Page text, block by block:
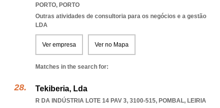
PORTO, PORTO
Outras atividades de consultoria para os negócios e a gestão
LDA
Ver empresa Ver no Mapa
Matches in the search for:
Tekiberia, Lda
R DA INDÚSTRIA LOTE 14 PAV 3, 3100-515, POMBAL, LEIRIA